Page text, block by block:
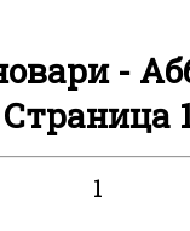
-
Страница
1